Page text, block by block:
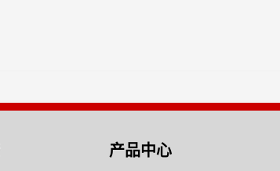
产品中心